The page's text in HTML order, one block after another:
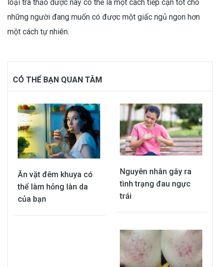
loại trà thảo dược này có thể là một cách tiếp cận tốt cho
những người đang muốn có được một giấc ngủ ngon hơn
một cách tự nhiên.
CÓ THỂ BẠN QUAN TÂM
Ăn vặt đêm khuya có
thể làm hỏng làn da
của bạn
Nguyên nhân gây ra
tình trạng đau ngực
trái